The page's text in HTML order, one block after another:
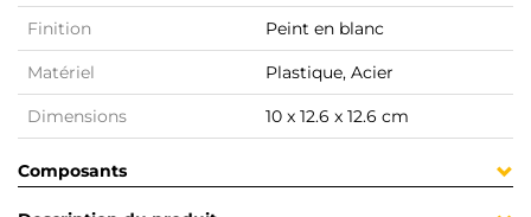
Finition Peint en blanc
Matériel Plastique, Acier
Dimensions 10 x 12.6 x 12.6 cm
Composants